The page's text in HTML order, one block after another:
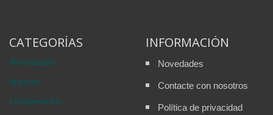
CATEGORÍAS
Alimentación
Nutricion
Complementos
INFORMACIÓN
Novedades
Contacte con nosotros
Política de privacidad